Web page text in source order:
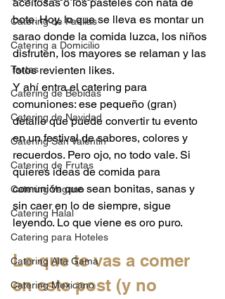
Catering de Paellas
Catering a Domicilio
Tartas
Catering de Bebidas
Catering de Navidad
Catering San Valentin
Catering de Frutas
Catering Vegano
Catering Halal
Catering para Hoteles
Catering Alta Gama
Catering Mexicano
bote. Hoy, lo que se lleva es montar un
sarao donde la comida luzca, los niños
disfruten, los mayores se relaman y las
fotos revienten likes.
Y ahí entra el catering para
comuniones: ese pequeño (gran)
detalle que puede convertir tu evento
en un festival de sabores, colores y
recuerdos. Pero ojo, no todo vale. Si
quieres ideas de comida para
comunión que sean bonitas, sanas y
sin caer en lo de siempre, sigue
leyendo. Lo que viene es oro puro.
Lo que te vas a comer
en este post (y no